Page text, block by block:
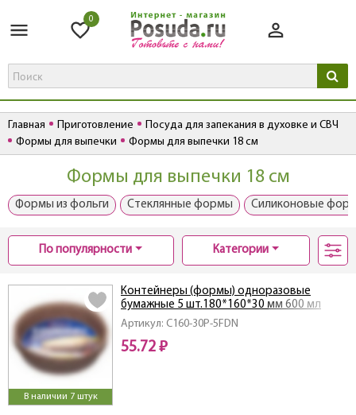
0
Главная Приготовление
Посуда для запекания в духовке и СВЧ
Формы для выпечки
Формы для выпечки 18 см
Формы для выпечки 18 см
Формы из фольги Стеклянные формы Силиконовые
По популярности Категории
В наличии 7 штук
Артикул: C160-30P-5FDN
Контейнеры (формы) одноразовые
бумажные 5 шт.180*160*30 мм 600 мл
55.72 ₽